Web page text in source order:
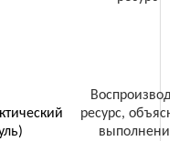
ресурс,
выполнение